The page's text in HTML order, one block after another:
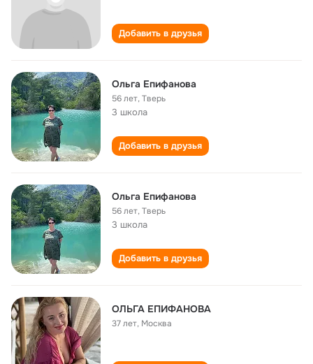
Добавить в друзья
Ольга Епифанова
56 лет,Тверь
3 школа
Добавить в друзья
Ольга Епифанова
56 лет,Тверь
3 школа
Добавить в друзья
ОЛЬГА ЕПИФАНОВА
37 лет, Москва